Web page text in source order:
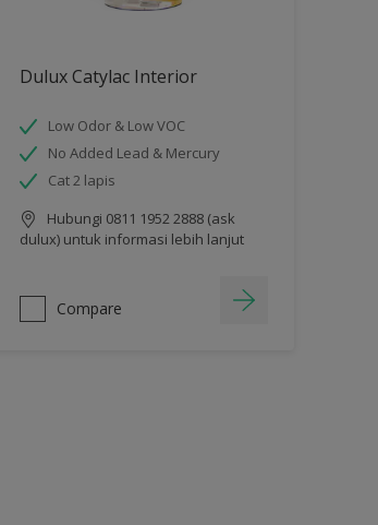
Dulux Catylac Interior
Low Odor & Low VOC
No Added Lead & Mercury
Cat 2 lapis
Hubungi 0811 1952 2888 (ask
dulux) untuk informasi lebih lanjut
Compare